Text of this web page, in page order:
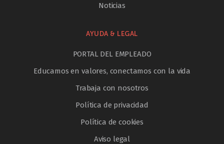
Noticias
AYUDA & LEGAL
PORTAL DEL EMPLEADO
Educamos en valores, conectamos con la vida
Trabaja con nosotros
Política de privacidad
Política de cookies
Aviso legal